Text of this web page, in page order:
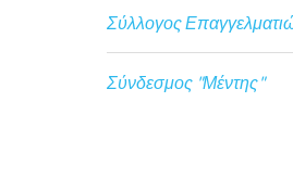
Σύλλογος
Σύνδεσμος "Μέντης"